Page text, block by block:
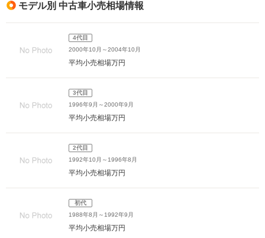
モデル別 中古車小売相場情報
4代目
2000年10月～2004年10月
平均小売相場万円
3代目
1996年9月～2000年9月
平均小売相場万円
2代目
1992年10月～1996年8月
平均小売相場万円
初代
1988年8月～1992年9月
平均小売相場万円